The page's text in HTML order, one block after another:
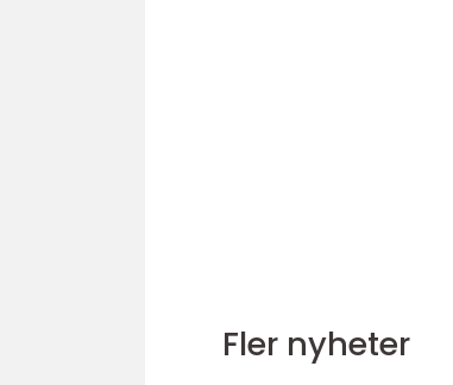
Fler nyheter